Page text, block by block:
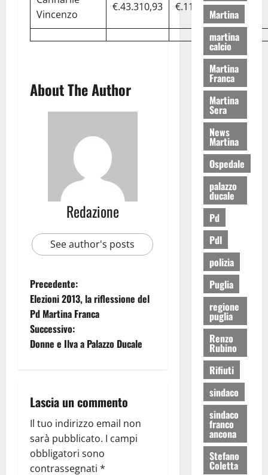
Vincenzo
€.43.310,93 €.11.533,08
About The Author
Redazione
See author's posts
Precedente:
Elezioni 2013, la riflessione del
Pd Martina Franca
Successivo:
Donne e Ilva a Palazzo Ducale
Lascia un commento
Il tuo indirizzo email non
sarà pubblicato. I campi
obbligatori sono
contrassegnati *
Martina
martina
calcio
Martina
Franca
Martina
Sera
News
Martina
Ospedale
palazzo
ducale
Pd
Pdl
polizia
Puglia
regione
puglia
Renzo
Rubino
Rifiuti
sindaco
sindaco
franco
ancona
Stefano
Coletta